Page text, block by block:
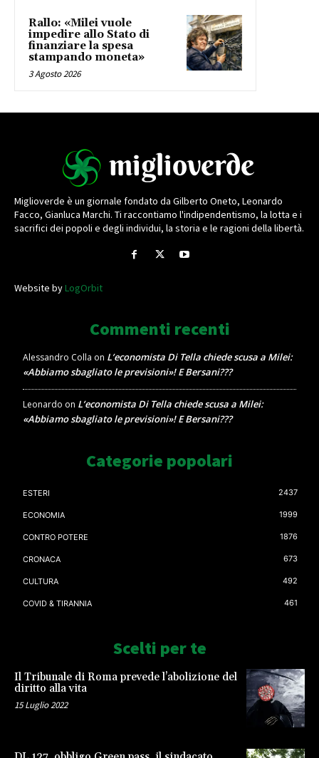
Rallo: «Milei vuole
impedire allo Stato di
finanziare la spesa
stampando moneta»
3 Agosto 2026
Miglioverde è un giornale fondato da Gilberto Oneto, Leonardo
Facco, Gianluca Marchi. Ti raccontiamo l'indipendentismo, la lotta e i
sacrifici dei popoli e degli individui, la storia e le ragioni della libertà.
Website byLogOrbit
Commenti recenti
Alessandro Colla on L’economista Di Tella chiede scusa a Milei:
«Abbiamo sbagliato le previsioni»! E Bersani???
Leonardo on L’economista Di Tella chiede scusa a Milei:
«Abbiamo sbagliato le previsioni»! E Bersani???
Categorie popolari
ESTERI 2437
ECONOMIA 1999
CONTRO POTERE 1876
CRONACA 673
CULTURA 492
COVID & TIRANNIA 461
Scelti per te
Il Tribunale di Roma prevede l’abolizione del
diritto alla vita
15 Luglio 2022